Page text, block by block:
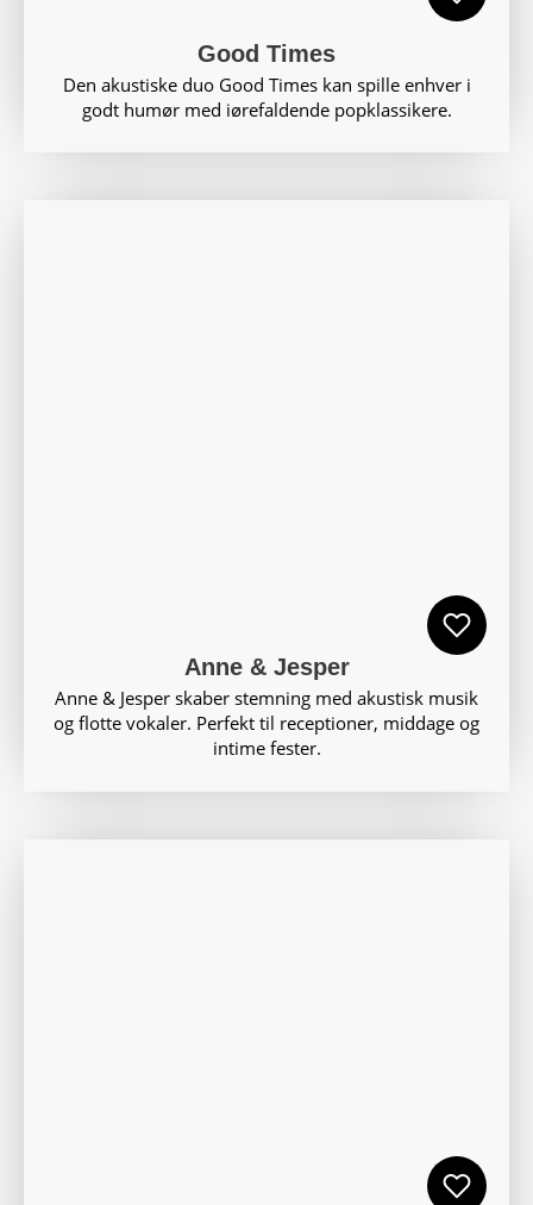
Good Times
Den akustiske duo Good Times kan spille enhver i
godt humør med iørefaldende popklassikere.
Anne & Jesper
Anne & Jesper skaber stemning med akustisk musik
og flotte vokaler. Perfekt til receptioner, middage og
intime fester.